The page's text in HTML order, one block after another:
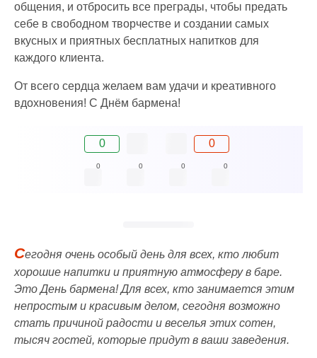
общения, и отбросить все преграды, чтобы предать
себе в свободном творчестве и создании самых
вкусных и приятных бесплатных напитков для
каждого клиента.
От всего сердца желаем вам удачи и креативного
вдохновения! С Днём бармена!
0 0
0 0 0 0
Сегодня очень особый день для всех, кто любит
хорошие напитки и приятную атмосферу в баре.
Это День бармена! Для всех, кто занимается этим
непростым и красивым делом, сегодня возможно
стать причиной радости и веселья этих сотен,
тысяч гостей, которые придут в ваши заведения.